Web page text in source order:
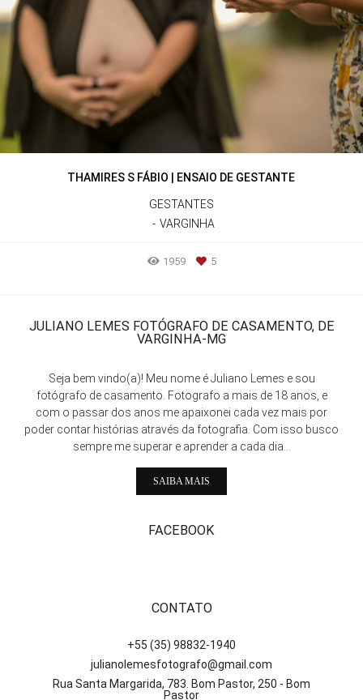
THAMIRES S FÁBIO | ENSAIO DE GESTANTE
GESTANTES
VARGINHA
1959 5
JULIANO LEMES FOTÓGRAFO DE CASAMENTO, DE
VARGINHA-MG
Seja bem vindo(a)! Meu nome é Juliano Lemes e sou
fotógrafo de casamento. Fotografo a mais de 18 anos, e
com o passar dos anos me apaixonei cada vez mais por
poder contar histórias através da fotografia. Com isso busco
sempre me superar e aprender a cada dia...
SAIBA MAIS
FACEBOOK
CONTATO
+55 (35) 98832-1940
julianolemesfotografo@gmail.com
Rua Santa Margarida, 783. Bom Pastor, 250 - Bom
Pastor